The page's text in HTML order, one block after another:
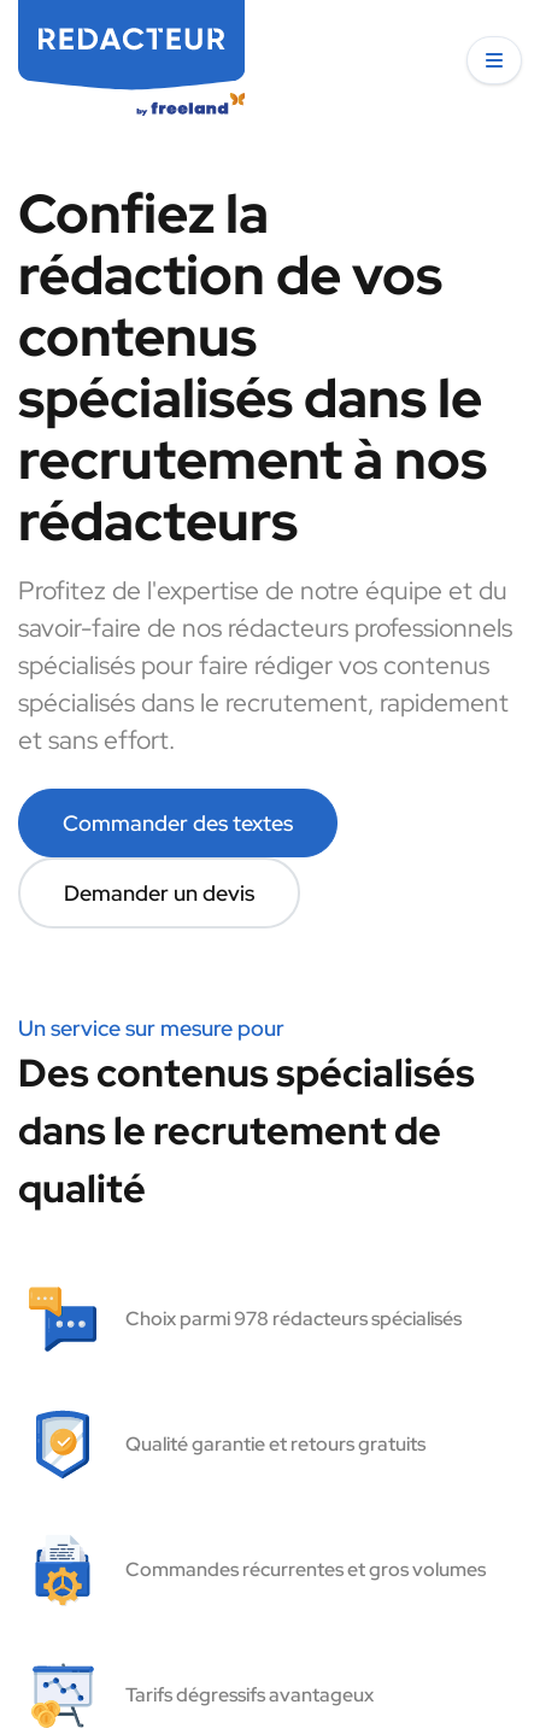
Confiez la
rédaction de vos
contenus
spécialisés dans le
recrutement à nos
rédacteurs
Profitez de l'expertise de notre équipe et du
savoir-faire de nos rédacteurs professionnels
spécialisés pour faire rédiger vos contenus
spécialisés dans le recrutement, rapidement
et sans effort.
Commander des textes
Demander un devis
Un service sur mesure pour
Des contenus spécialisés
dans le recrutement de
qualité
Choix parmi 978 rédacteurs spécialisés
Qualité garantie et retours gratuits
Commandes récurrentes et gros volumes
Tarifs dégressifs avantageux